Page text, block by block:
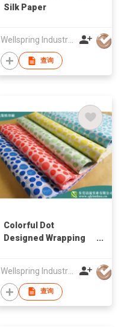
Silk Paper
Wellspring Industrial Co., Ltd.
查询
Colorful Dot
Designed Wrapping
Wellspring Industrial Co., Ltd.
查询